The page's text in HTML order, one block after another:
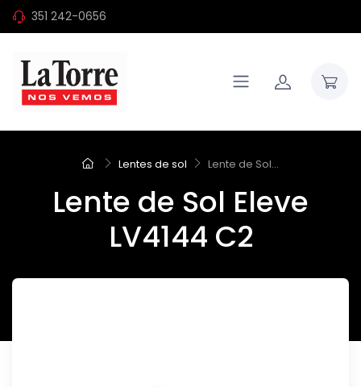
351 242-0656
Lentes de sol Lente de Sol...
Lente de Sol Eleve
LV4144 C2